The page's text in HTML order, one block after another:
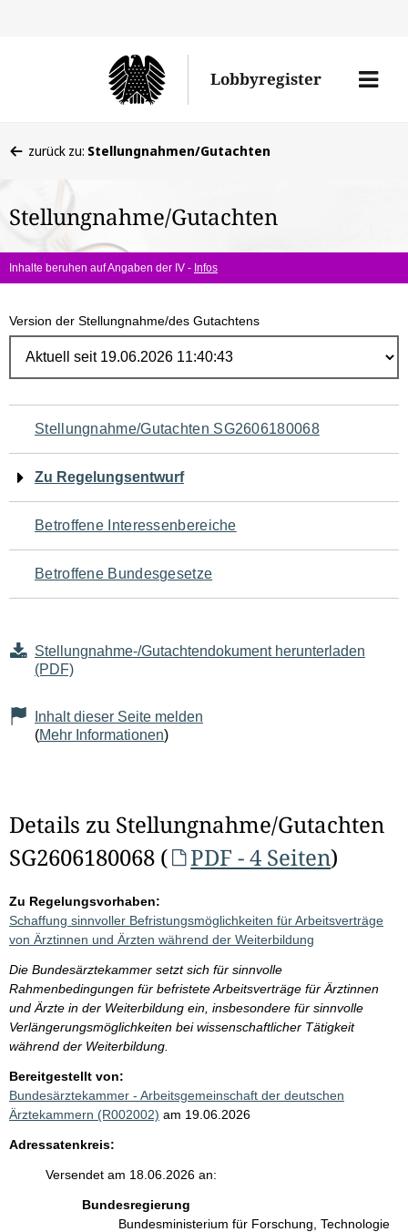
Lobbyregister
Menü
befinden
hier:
zurück zu: Stellungnahmen/Gutachten
Stellungnahme/Gutachten
Inhalte beruhen auf Angaben der IV - Infos
Version der Stellungnahme/des Gutachtens
Navigation
für
den
Seiteninhalt
Stellungnahme/Gutachten SG2606180068
Zu Regelungsentwurf
Betroffene Interessenbereiche
Betroffene Bundesgesetze
Stellungnahme-/Gutachtendokument herunterladen
(PDF)
Inhalt dieser Seite melden
(Mehr Informationen)
Details zu Stellungnahme/Gutachten
SG2606180068 (
PDF - 4 Seiten)
Zu Regelungsvorhaben:
Schaffung sinnvoller Befristungsmöglichkeiten für Arbeitsverträge
von Ärztinnen und Ärzten während der Weiterbildung
Die Bundesärztekammer setzt sich für sinnvolle
Rahmenbedingungen für befristete Arbeitsverträge für Ärztinnen
und Ärzte in der Weiterbildung ein, insbesondere für sinnvolle
Verlängerungsmöglichkeiten bei wissenschaftlicher Tätigkeit
während der Weiterbildung.
Bereitgestellt von:
Bundesärztekammer - Arbeitsgemeinschaft der deutschen
Ärztekammern (R002002) am 19.06.2026
Adressatenkreis:
Versendet am 18.06.2026 an:
Bundesregierung
Bundesministerium für Forschung, Technologie